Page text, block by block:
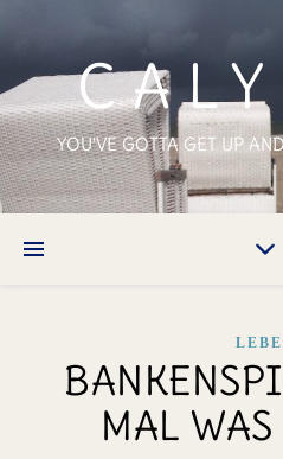
YOU'VE GOTTA GET UP
MAL